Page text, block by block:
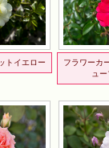
トイエロー
フラワーカ
ュ